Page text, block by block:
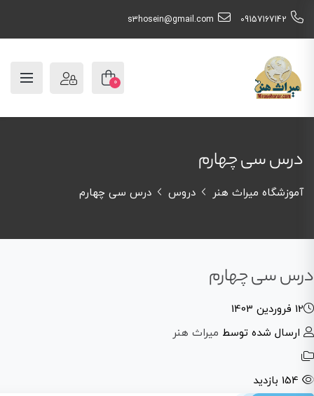
09157167142
s3hosein@gmail.com
0
درس سی چهارم
آموزشگاه میراث هنر دروس درس سی چهارم
درس سی چهارم
12 فروردین 1403
ارسال شده توسط میراث هنر